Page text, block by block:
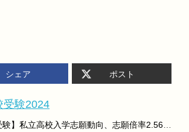
シェア ポスト
受験2024
【高校受験】私立高校入学志願動向、志願倍率2.56倍に低下